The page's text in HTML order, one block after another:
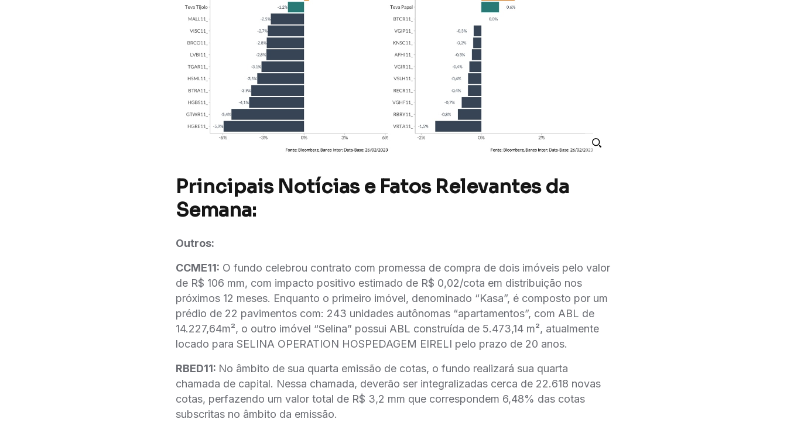
Principais Notícias e Fatos Relevantes da
Semana:
Outros:
CCME11: O fundo celebrou contrato com promessa de compra de dois imóveis pelo valor
de R$ 106 mm, com impacto positivo estimado de R$ 0,02/cota em distribuição nos
próximos 12 meses. Enquanto o primeiro imóvel, denominado “Kasa”, é composto por um
prédio de 22 pavimentos com: 243 unidades autônomas “apartamentos”, com ABL de
14.227,64m², o outro imóvel “Selina” possui ABL construída de 5.473,14 m², atualmente
locado para SELINA OPERATION HOSPEDAGEM EIRELI pelo prazo de 20 anos.
RBED11: No âmbito de sua quarta emissão de cotas, o fundo realizará sua quarta
chamada de capital. Nessa chamada, deverão ser integralizadas cerca de 22.618 novas
cotas, perfazendo um valor total de R$ 3,2 mm que correspondem 6,48% das cotas
subscritas no âmbito da emissão.